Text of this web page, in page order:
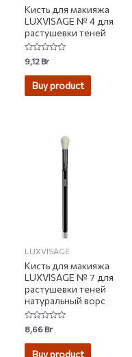
Кисть для макияжа
LUXVISAGE № 4 для
растушевки теней
Rated
0
out
9,12Br
Buy product
LUXVISAGE
Кисть для макияжа
LUXVISAGE № 7 для
растушевки теней
натуральный ворс
Rated
0
out
8,66Br
Buy product